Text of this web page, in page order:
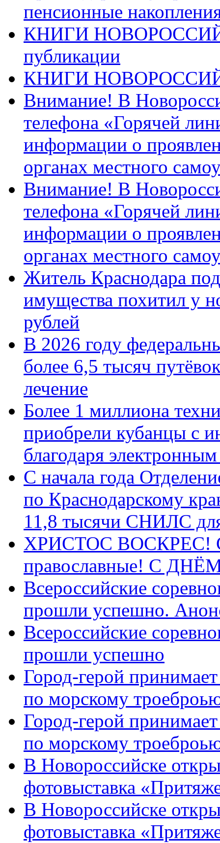
пенсионные
КНИГИ
публикации
КНИГИ
Внимание! В
телефона «Горячей
информации о
органах местного
Внимание! В
телефона «Горячей
информации о
органах местного
Житель Краснодара
имущества похитил у
рублей
В 2026 году
более 6,5 тысяч
лечение
Более 1 миллиона
приобрели кубанцы с
благодаря
С начала года
по Краснодарскому
11,8 тысячи СНИЛС
ХРИСТОС ВОСКРЕС! С
православные! C
Всероссийские
прошли успешно.
Всероссийские
прошли успешно
Город-герой
по морскому
Город-герой
по морскому
В Новороссийске
фотовыставка
В Новороссийске
фотовыставка